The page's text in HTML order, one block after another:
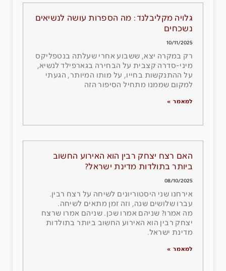
גלויה מקליבלנד: מה הספרות עושה לנשיאים
נשכחים
10/11/2025
רק במקרה יצא, ששבוע אחרי שעלתה בנטפליקס
מיני-סדרה קצבית על הבחירה בגארפילד לנשיא,
על ההתנקשות בחייו, על מותו המיותר, הגעתי
למקום שממנו מתחיל הסיפור הזה
למאמר »
האם רצח יצחק רבין הוא האירוע החשוב
ביותר בתולדות מדינת ישראל?
08/10/2025
אירחנו שני היסטוריונים לשיחה על רצח רבין.
עברו שלושים שנה, וזה זמן מתאים לשיחה.
מה אמרו? שניהם אמרו שכן. שניהם אמרו שרצח
יצחק רבין הוא האירוע החשוב ביותר בתולדות
מדינת ישראל.
למאמר »